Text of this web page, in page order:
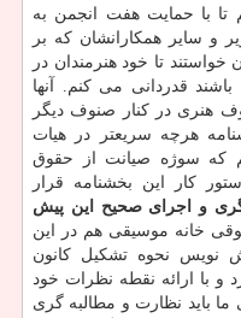
تا با حمایت هفت انجمن به
و سایر همكارانشان كه بر
تا خود هنرمندان در
قدردانی می كنم. آنها
هنری در كنار صنوف دیگر
هرچه سریعتر در هیات
كه سوژه صیانت از حقوق
كار این بخشنامه قرار
و اجرای صحیح این پیش
خانه موسیقی هم در این
نویس نحوه تشكیل كانون
با ارائه نقطه نظرات خود
باید نظارت و مطالبه گری